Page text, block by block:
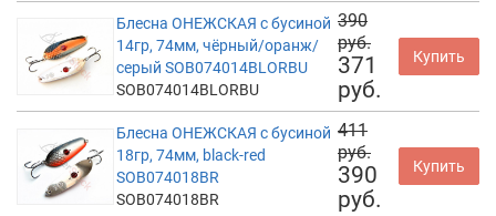
Блесна ОНЕЖСКАЯ с бусиной
14гр, 74мм, чёрный/оранж/
серый SOB074014BLORBU
SOB074014BLORBU
390
руб.
371
руб.
Купить
Блесна ОНЕЖСКАЯ с бусиной
18гр, 74мм, black-red
SOB074018BR
SOB074018BR
411
руб.
390
руб.
Купить